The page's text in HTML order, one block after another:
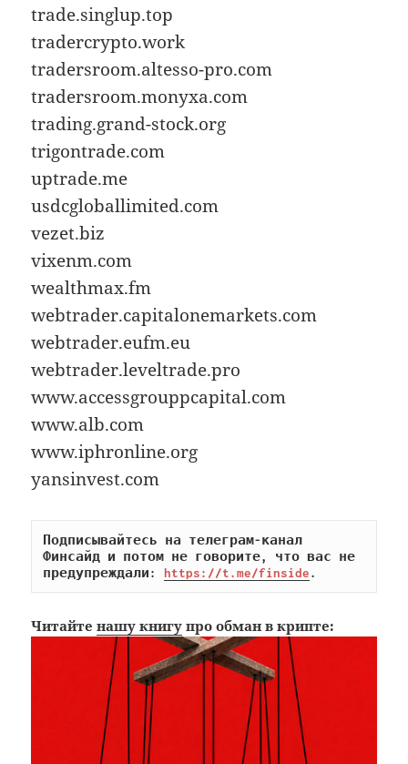
trade.singlup.top
tradercrypto.work
tradersroom.altesso-pro.com
tradersroom.monyxa.com
trading.grand-stock.org
trigontrade.com
uptrade.me
usdcgloballimited.com
vezet.biz
vixenm.com
wealthmax.fm
webtrader.capitalonemarkets.com
webtrader.eufm.eu
webtrader.leveltrade.pro
www.accessgrouppcapital.com
www.alb.com
www.iphronline.org
yansinvest.com
Подписывайтесь на телеграм-канал
Финсайд и потом не говорите, что вас не
предупреждали: https://t.me/finside.
Читайтенашу книгу про обман в крипте: